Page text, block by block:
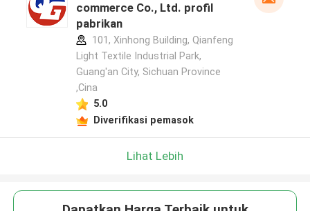
commerce Co., Ltd. profil
pabrikan
101, Xinhong Building, Qianfeng
Light Textile Industrial Park,
Guang'an City, Sichuan Province
,Cina
5.0
Diverifikasi pemasok
Lihat Lebih